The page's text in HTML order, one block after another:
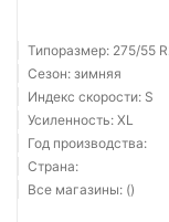
Типоразмер: 275/55
Сезон: зимняя
Индекс скорости: S
Усиленность: XL
Год производства:
Страна:
Все магазины: ()